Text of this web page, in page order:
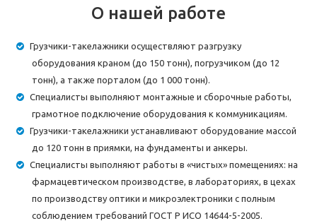
О нашей работе
Грузчики-такелажники осуществляют разгрузку
оборудования краном (до 150 тонн), погрузчиком (до 12
тонн), а также порталом (до 1 000 тонн).
Специалисты выполняют монтажные и сборочные работы,
грамотное подключение оборудования к коммуникациям.
Грузчики-такелажники устанавливают оборудование массой
до 120 тонн в приямки, на фундаменты и анкеры.
Специалисты выполняют работы в «чистых» помещениях: на
фармацевтическом производстве, в лабораториях, в цехах
по производству оптики и микроэлектроники с полным
соблюдением требований ГОСТ Р ИСО 14644-5-2005.